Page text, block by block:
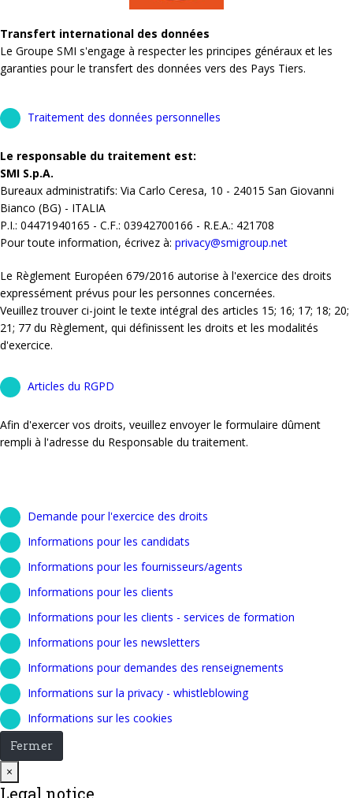
Transfert international des données
Le Groupe SMI s'engage à respecter les principes généraux et les
garanties pour le transfert des données vers des Pays Tiers.
Traitement des données personnelles
Le responsable du traitement est:
SMI S.p.A.
Bureaux administratifs: Via Carlo Ceresa, 10 - 24015 San Giovanni
Bianco (BG) - ITALIA
P.I.: 04471940165 - C.F.: 03942700166 - R.E.A.: 421708
Pour toute information, écrivez à: privacy@smigroup.net
Le Règlement Européen 679/2016 autorise à l'exercice des droits
expressément prévus pour les personnes concernées.
Veuillez trouver ci-joint le texte intégral des articles 15; 16; 17; 18; 20;
21; 77 du Règlement, qui définissent les droits et les modalités
d'exercice.
Articles du RGPD
Afin d'exercer vos droits, veuillez envoyer le formulaire dûment
rempli à l'adresse du Responsable du traitement.
Demande pour l'exercice des droits
Informations pour les candidats
Informations pour les fournisseurs/agents
Informations pour les clients
Informations pour les clients - services de formation
Informations pour les newsletters
Informations pour demandes des renseignements
Informations sur la privacy - whistleblowing
Informations sur les cookies
Fermer
×
Legal notice